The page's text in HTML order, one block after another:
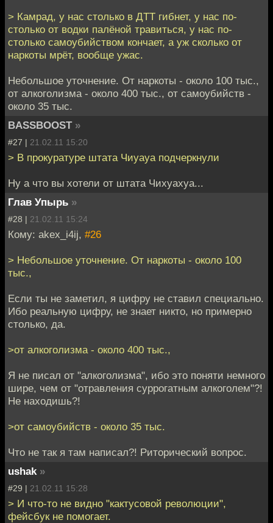
> Камрад, у нас столько в ДТТ гибнет, у нас по-
столько от водки палёной травиться, у нас по-
столько самоубийством кончает, а уж сколько от
наркоты мрёт, вообще ужас.
Небольшое уточнение. От наркоты - около 100 тыс.,
от алкоголизма - около 400 тыс., от самоубийств -
около 35 тыс.
BASSBOOST »
#27 | 21.02.11 15:20
> В прокуратуре штата Чиуауа подчеркнули
Ну а что вы хотели от штата Чихуахуа...
Глав Упырь »
#28 | 21.02.11 15:24
Кому: akex_i4ij, #26
> Небольшое уточнение. От наркоты - около 100
тыс.,
Если ты не заметил, я цифру не ставил специально.
Ибо реальную цифру, не знает никто, но примерно
столько, да.
>от алкоголизма - около 400 тыс.,
Я не писал от "алкоголизма", ибо это поняти немного
шире, чем от "отравления суррогатным алкоголем"?!
Не находишь?!
>от самоубийств - около 35 тыс.
Что не так я там написал?! Риторический вопрос.
ushak »
#29 | 21.02.11 15:28
> И что-то не видно "кактусовой революции",
фейсбук не помогает.